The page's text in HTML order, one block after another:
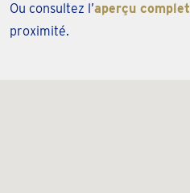
zipcode
or
Ou consultez l’aperçu complet
proximité.